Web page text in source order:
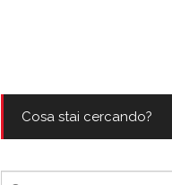
Cosa stai cercando?